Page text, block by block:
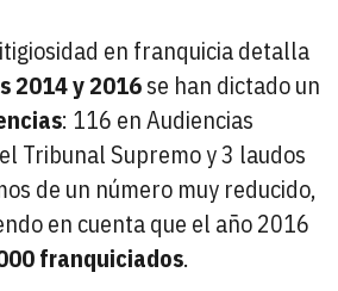
en franquicia detalla
2014 y 2016se han dictado un
: 116 en Audiencias
Tribunal Supremo y 3 laudos
de un número muy reducido,
en cuenta que el año 2016
franquiciados.